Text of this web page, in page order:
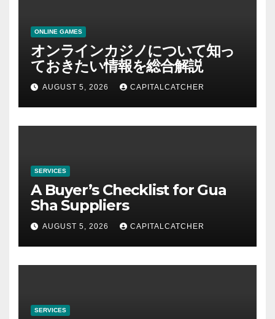
ONLINE GAMES
オンラインカジノについて知っ
ておきたい情報を総合解説
AUGUST 5, 2026 CAPITALCATCHER
SERVICES
A Buyer’s Checklist for Gua
Sha Suppliers
AUGUST 5, 2026 CAPITALCATCHER
SERVICES